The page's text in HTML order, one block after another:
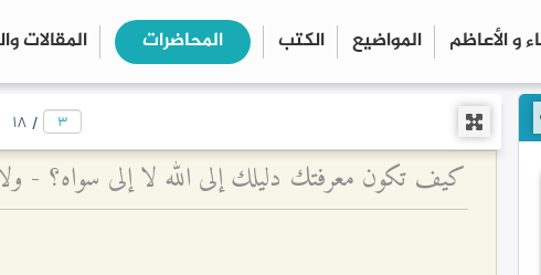
و الأعاظم المواضیع الكتب المحاضرات المقالات
search
/ ۱۸
كيف تكون معرفتك دليلك إلى الله لا إلى سواه؟ -